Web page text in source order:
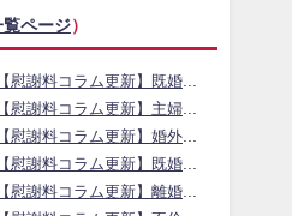
覧ページ）